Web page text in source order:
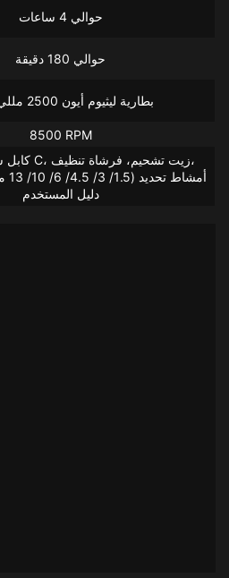
حوالي 4 ساعات
حوالي 180 دقيقة
بطارية ليثيوم أيون 2500 مللي أمبير
8500 RPM
كابل شحن من النوع C، زيت تشحيم، فرشاة تنظيف،
دليل المستخدم